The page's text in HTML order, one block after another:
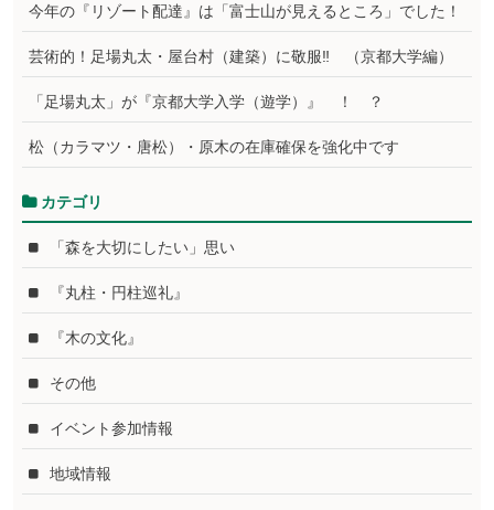
今年の『リゾート配達』は「富士山が見えるところ」でした！
芸術的！足場丸太・屋台村（建築）に敬服‼ （京都大学編）
「足場丸太」が『京都大学入学（遊学）』 ！ ？
松（カラマツ・唐松）・原木の在庫確保を強化中です
カテゴリ
「森を大切にしたい」思い
『丸柱・円柱巡礼』
『木の文化』
その他
イベント参加情報
地域情報